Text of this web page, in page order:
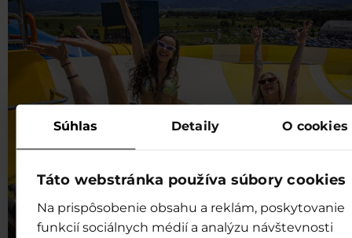
Súhlas Detaily O cookies
Táto webstránka používa súbory cookies
Na prispôsobenie obsahu a reklám, poskytovanie
funkcií sociálnych médií a analýzu návštevnosti